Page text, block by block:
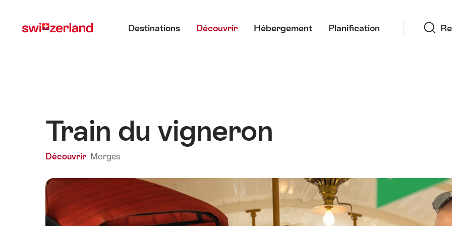
myswitzerland.com
Destinations Découvrir Hébergement Planification
Train du vigneron
Découvrir Morges